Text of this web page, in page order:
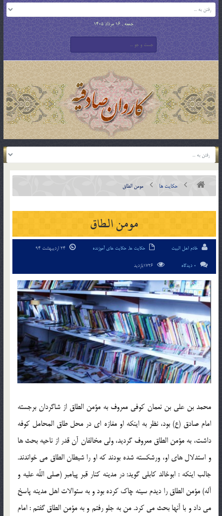
جمعه , 16 مرداد 1405
حکایت ها مومن الطاق
مومن الطاق
خادم اهل البیت حکایت ها, حکایت های آموزنده
0 دیدگاه
محمد بن علي بن نعمان كوفي معروف به مؤمن الطاق از شاگردان برجسته
امام صادق (ع) بود، نظر به اينكه او مغازه اي در محل طاق المحامل كوفه
داشت، به مؤمن الطاق معروف گرديد، ولي مخالفان آن قدر از ناحيه بحث ها
و استدلال هاي او، ورشكسته شده بودند كه او را شيطان الطاق مي خواندند.
جالب اينكه : ابوخالد كابلي گويد: در مدينه كنار قبر پيامبر (صلي اللّه عليه و
آله) مؤمن الطاق را ديدم سينه چاك كرده بود و به سئوالات اهل مدينه پاسخ
مي داد و با آنها بحث مي كرد. من به جلو رفتم و به مؤمن الطاق گفتم : امام